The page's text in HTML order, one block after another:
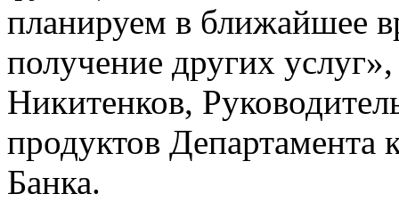
планируем в ближайшее
получение других
Никитенков,
продуктов Департамента
Банка.